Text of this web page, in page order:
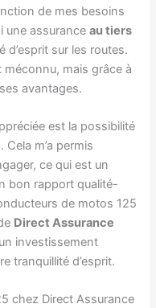
de mes besoins
une assuranceau tiers
d’esprit sur les routes.
mais grâce à
avantages.
est la possibilité
. Cela m’a permis
ce qui est un
bon rapport qualité-
de motos 125
Direct Assurance
investissement
tranquillité d’esprit.
chez Direct Assurance